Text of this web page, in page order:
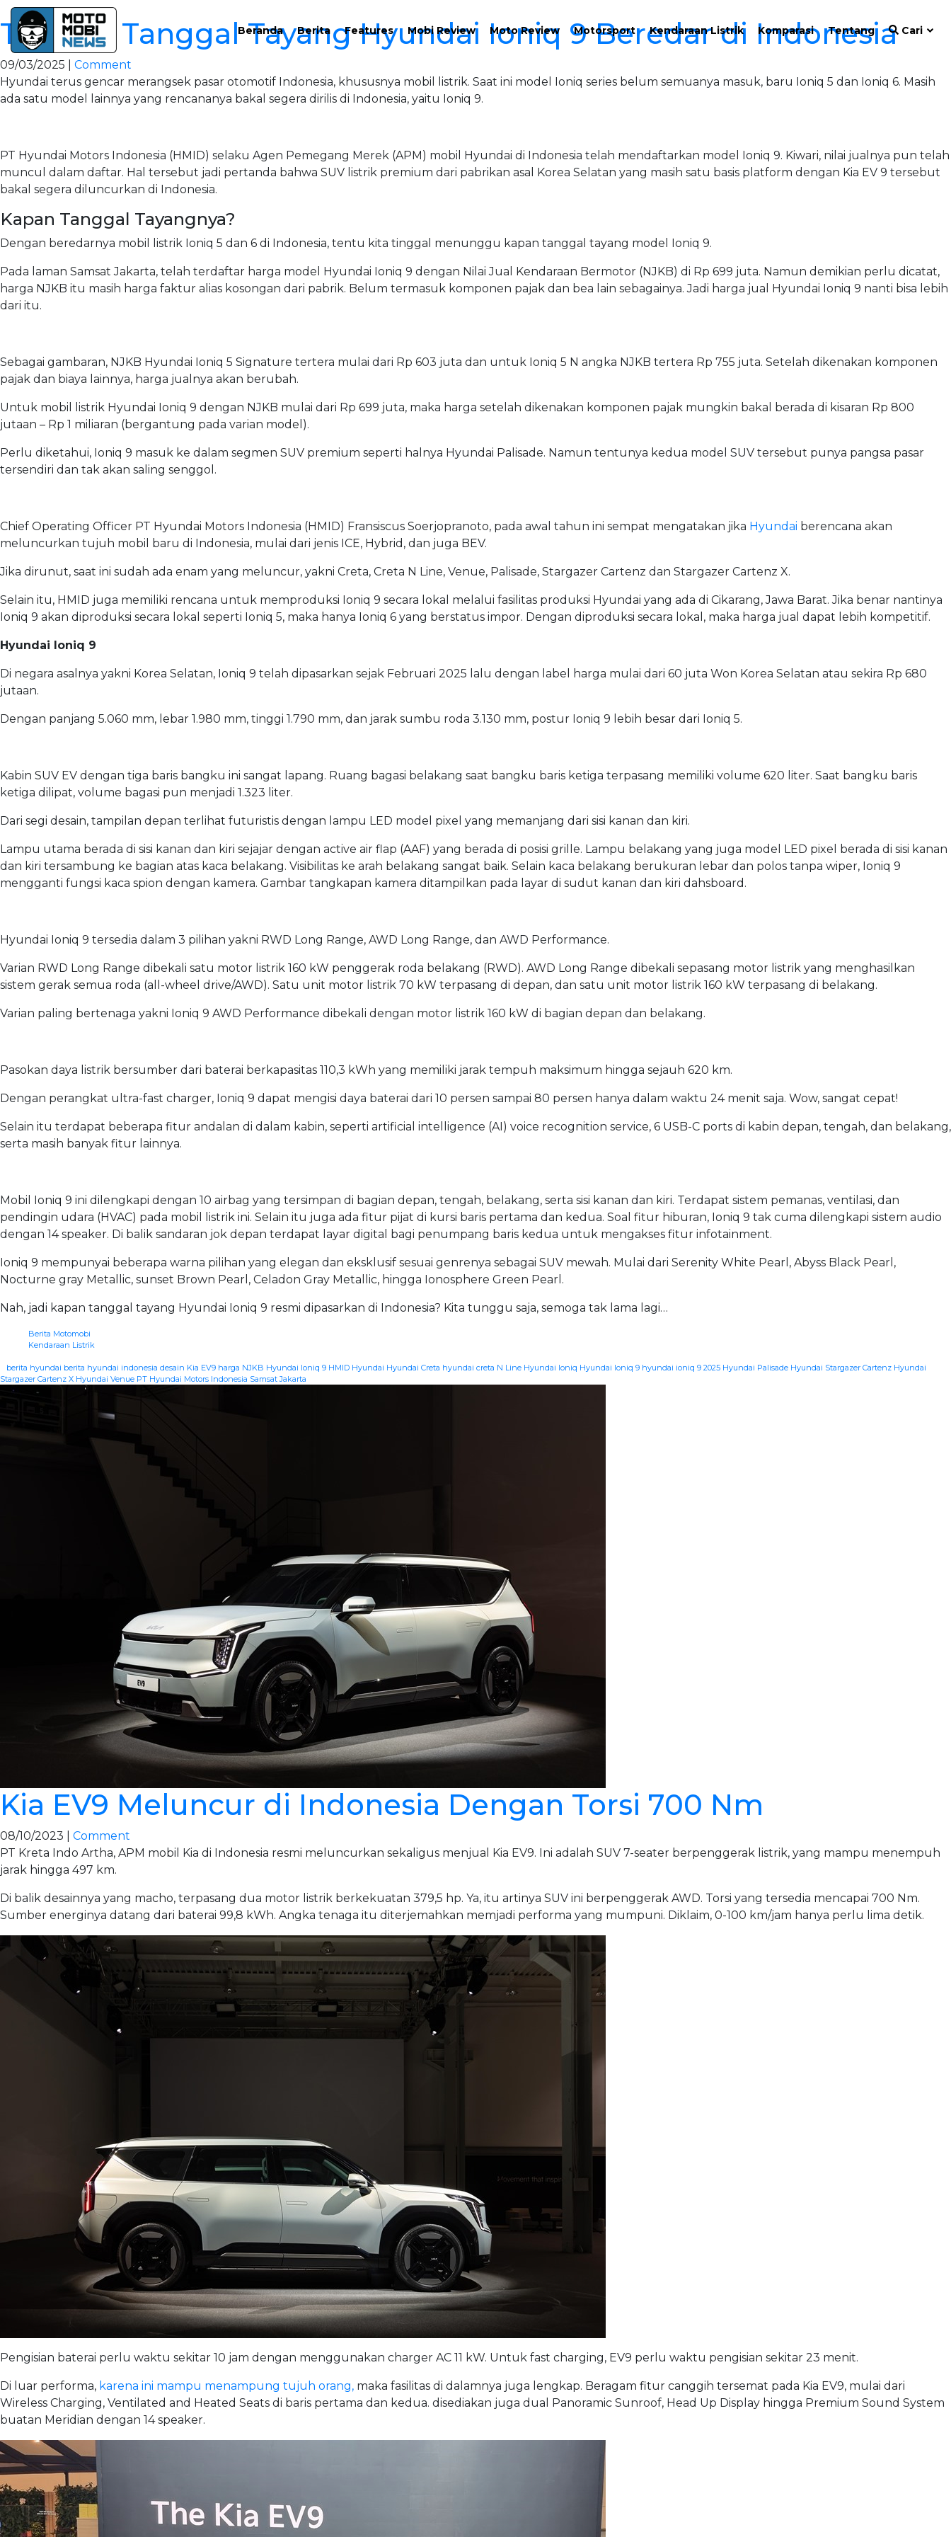
Beranda Berita Features Mobi Review Moto Review Motorsport Kendaraan Listrik Komparasi Tentang Cari
Tunggu Tanggal Tayang Hyundai Ioniq 9 Beredar di Indonesia
09/03/2025 | Comment
Hyundai terus gencar merangsek pasar otomotif Indonesia, khususnya mobil listrik. Saat ini model Ioniq series belum semuanya masuk, baru Ioniq 5 dan Ioniq 6. Masih
ada satu model lainnya yang rencananya bakal segera dirilis di Indonesia, yaitu Ioniq 9.
PT Hyundai Motors Indonesia (HMID) selaku Agen Pemegang Merek (APM) mobil Hyundai di Indonesia telah mendaftarkan model Ioniq 9. Kiwari, nilai jualnya pun telah
muncul dalam daftar. Hal tersebut jadi pertanda bahwa SUV listrik premium dari pabrikan asal Korea Selatan yang masih satu basis platform dengan Kia EV 9 tersebut
bakal segera diluncurkan di Indonesia.
Kapan Tanggal Tayangnya?
Dengan beredarnya mobil listrik Ioniq 5 dan 6 di Indonesia, tentu kita tinggal menunggu kapan tanggal tayang model Ioniq 9.
Pada laman Samsat Jakarta, telah terdaftar harga model Hyundai Ioniq 9 dengan Nilai Jual Kendaraan Bermotor (NJKB) di Rp 699 juta. Namun demikian perlu dicatat,
harga NJKB itu masih harga faktur alias kosongan dari pabrik. Belum termasuk komponen pajak dan bea lain sebagainya. Jadi harga jual Hyundai Ioniq 9 nanti bisa lebih
dari itu.
Sebagai gambaran, NJKB Hyundai Ioniq 5 Signature tertera mulai dari Rp 603 juta dan untuk Ioniq 5 N angka NJKB tertera Rp 755 juta. Setelah dikenakan komponen
pajak dan biaya lainnya, harga jualnya akan berubah.
Untuk mobil listrik Hyundai Ioniq 9 dengan NJKB mulai dari Rp 699 juta, maka harga setelah dikenakan komponen pajak mungkin bakal berada di kisaran Rp 800
jutaan – Rp 1 miliaran (bergantung pada varian model).
Perlu diketahui, Ioniq 9 masuk ke dalam segmen SUV premium seperti halnya Hyundai Palisade. Namun tentunya kedua model SUV tersebut punya pangsa pasar
tersendiri dan tak akan saling senggol.
Chief Operating Officer PT Hyundai Motors Indonesia (HMID) Fransiscus Soerjopranoto, pada awal tahun ini sempat mengatakan jika Hyundai berencana akan
meluncurkan tujuh mobil baru di Indonesia, mulai dari jenis ICE, Hybrid, dan juga BEV.
Jika dirunut, saat ini sudah ada enam yang meluncur, yakni Creta, Creta N Line, Venue, Palisade, Stargazer Cartenz dan Stargazer Cartenz X.
Selain itu, HMID juga memiliki rencana untuk memproduksi Ioniq 9 secara lokal melalui fasilitas produksi Hyundai yang ada di Cikarang, Jawa Barat. Jika benar nantinya
Ioniq 9 akan diproduksi secara lokal seperti Ioniq 5, maka hanya Ioniq 6 yang berstatus impor. Dengan diproduksi secara lokal, maka harga jual dapat lebih kompetitif.
Hyundai Ioniq 9
Di negara asalnya yakni Korea Selatan, Ioniq 9 telah dipasarkan sejak Februari 2025 lalu dengan label harga mulai dari 60 juta Won Korea Selatan atau sekira Rp 680
jutaan.
Dengan panjang 5.060 mm, lebar 1.980 mm, tinggi 1.790 mm, dan jarak sumbu roda 3.130 mm, postur Ioniq 9 lebih besar dari Ioniq 5.
Kabin SUV EV dengan tiga baris bangku ini sangat lapang. Ruang bagasi belakang saat bangku baris ketiga terpasang memiliki volume 620 liter. Saat bangku baris
ketiga dilipat, volume bagasi pun menjadi 1.323 liter.
Dari segi desain, tampilan depan terlihat futuristis dengan lampu LED model pixel yang memanjang dari sisi kanan dan kiri.
Lampu utama berada di sisi kanan dan kiri sejajar dengan active air flap (AAF) yang berada di posisi grille. Lampu belakang yang juga model LED pixel berada di sisi kanan
dan kiri tersambung ke bagian atas kaca belakang. Visibilitas ke arah belakang sangat baik. Selain kaca belakang berukuran lebar dan polos tanpa wiper, Ioniq 9
mengganti fungsi kaca spion dengan kamera. Gambar tangkapan kamera ditampilkan pada layar di sudut kanan dan kiri dahsboard.
Hyundai Ioniq 9 tersedia dalam 3 pilihan yakni RWD Long Range, AWD Long Range, dan AWD Performance.
Varian RWD Long Range dibekali satu motor listrik 160 kW penggerak roda belakang (RWD). AWD Long Range dibekali sepasang motor listrik yang menghasilkan
sistem gerak semua roda (all-wheel drive/AWD). Satu unit motor listrik 70 kW terpasang di depan, dan satu unit motor listrik 160 kW terpasang di belakang.
Varian paling bertenaga yakni Ioniq 9 AWD Performance dibekali dengan motor listrik 160 kW di bagian depan dan belakang.
Pasokan daya listrik bersumber dari baterai berkapasitas 110,3 kWh yang memiliki jarak tempuh maksimum hingga sejauh 620 km.
Dengan perangkat ultra-fast charger, Ioniq 9 dapat mengisi daya baterai dari 10 persen sampai 80 persen hanya dalam waktu 24 menit saja. Wow, sangat cepat!
Selain itu terdapat beberapa fitur andalan di dalam kabin, seperti artificial intelligence (AI) voice recognition service, 6 USB-C ports di kabin depan, tengah, dan belakang,
serta masih banyak fitur lainnya.
Mobil Ioniq 9 ini dilengkapi dengan 10 airbag yang tersimpan di bagian depan, tengah, belakang, serta sisi kanan dan kiri. Terdapat sistem pemanas, ventilasi, dan
pendingin udara (HVAC) pada mobil listrik ini. Selain itu juga ada fitur pijat di kursi baris pertama dan kedua. Soal fitur hiburan, Ioniq 9 tak cuma dilengkapi sistem audio
dengan 14 speaker. Di balik sandaran jok depan terdapat layar digital bagi penumpang baris kedua untuk mengakses fitur infotainment.
Ioniq 9 mempunyai beberapa warna pilihan yang elegan dan eksklusif sesuai genrenya sebagai SUV mewah. Mulai dari Serenity White Pearl, Abyss Black Pearl,
Nocturne gray Metallic, sunset Brown Pearl, Celadon Gray Metallic, hingga Ionosphere Green Pearl.
Nah, jadi kapan tanggal tayang Hyundai Ioniq 9 resmi dipasarkan di Indonesia? Kita tunggu saja, semoga tak lama lagi…
Berita Motomobi
Kendaraan Listrik
berita hyundai berita hyundai indonesia desain Kia EV9 harga NJKB Hyundai Ioniq 9 HMID Hyundai Hyundai Creta hyundai creta N Line Hyundai Ioniq Hyundai Ioniq 9 hyundai ioniq 9 2025 Hyundai Palisade Hyundai Stargazer Cartenz Hyundai
Stargazer Cartenz X Hyundai Venue PT Hyundai Motors Indonesia Samsat Jakarta
Kia EV9 Meluncur di Indonesia Dengan Torsi 700 Nm
08/10/2023 | Comment
PT Kreta Indo Artha, APM mobil Kia di Indonesia resmi meluncurkan sekaligus menjual Kia EV9. Ini adalah SUV 7-seater berpenggerak listrik, yang mampu menempuh
jarak hingga 497 km.
Di balik desainnya yang macho, terpasang dua motor listrik berkekuatan 379,5 hp. Ya, itu artinya SUV ini berpenggerak AWD. Torsi yang tersedia mencapai 700 Nm.
Sumber energinya datang dari baterai 99,8 kWh. Angka tenaga itu diterjemahkan memjadi performa yang mumpuni. Diklaim, 0-100 km/jam hanya perlu lima detik.
Pengisian baterai perlu waktu sekitar 10 jam dengan menggunakan charger AC 11 kW. Untuk fast charging, EV9 perlu waktu pengisian sekitar 23 menit.
Di luar performa, karena ini mampu menampung tujuh orang, maka fasilitas di dalamnya juga lengkap. Beragam fitur canggih tersemat pada Kia EV9, mulai dari
Wireless Charging, Ventilated and Heated Seats di baris pertama dan kedua. disediakan juga dual Panoramic Sunroof, Head Up Display hingga Premium Sound System
buatan Meridian dengan 14 speaker.